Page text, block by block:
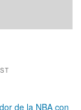
de la NBA con